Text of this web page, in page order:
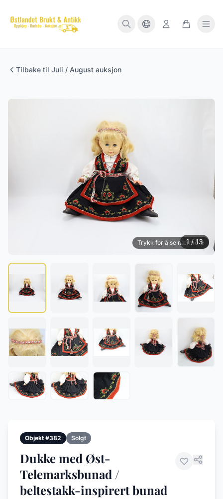
Tilbake til Juli / August auksjon
Trykk for å se nærmere
1 / 13
Objekt #382 Solgt
Dukke med Øst-
Telemarksbunad /
beltestakk-inspirert bunad